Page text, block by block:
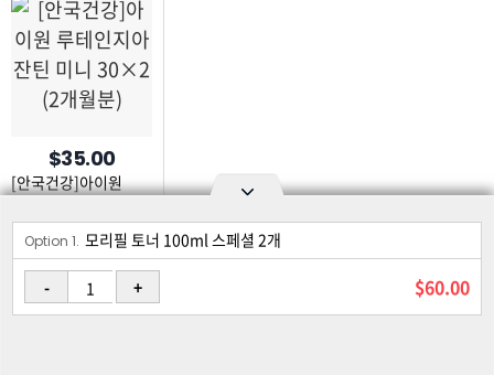
$35.00
[안국건강]아이원
루테인지아잔틴 미니
30×2 (2개월분)
Option 1. 모리필 토너 100ml 스페셜 2개
- + $60.00
로그인
이용약관 개인정보 보호정책 고객센터 제휴신청